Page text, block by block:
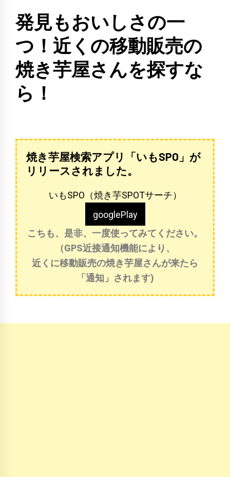
発見もおいしさの一
つ！近くの移動販売の
焼き芋屋さんを探すな
ら！
焼き芋屋検索アプリ「いもSPO」が
リリースされました。
いもSPO（焼き芋SPOTサーチ）
googlePlay
こちも、是非、一度使ってみてください。
（GPS近接通知機能により、
近くに移動販売の焼き芋屋さんが来たら
「通知」されます)